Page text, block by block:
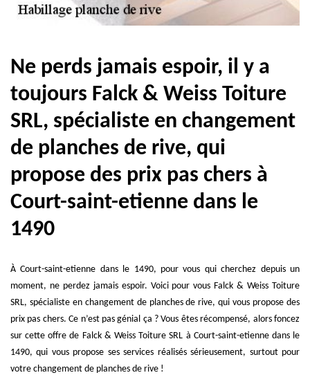
Ne perds jamais espoir, il y a
toujours Falck & Weiss Toiture
SRL, spécialiste en changement
de planches de rive, qui
propose des prix pas chers à
Court-saint-etienne dans le
1490
À Court-saint-etienne dans le 1490, pour vous qui cherchez depuis un
moment, ne perdez jamais espoir. Voici pour vous Falck & Weiss Toiture
SRL, spécialiste en changement de planches de rive, qui vous propose des
prix pas chers. Ce n’est pas génial ça ? Vous êtes récompensé, alors foncez
sur cette offre de Falck & Weiss Toiture SRL à Court-saint-etienne dans le
1490, qui vous propose ses services réalisés sérieusement, surtout pour
votre changement de planches de rive !